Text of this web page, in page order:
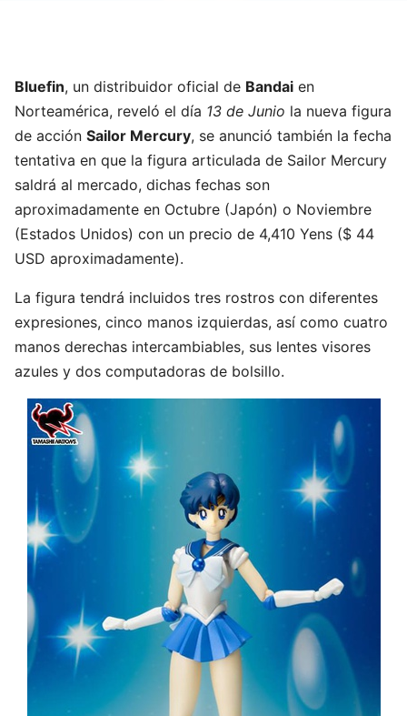
Bluefin, un distribuidor oficial de Bandai en
Norteamérica, reveló el día 13 de Junio la nueva figura
de acción Sailor Mercury, se anunció también la fecha
tentativa en que la figura articulada de Sailor Mercury
saldrá al mercado, dichas fechas son
aproximadamente en Octubre (Japón) o Noviembre
(Estados Unidos) con un precio de 4,410 Yens ($ 44
USD aproximadamente).
La figura tendrá incluidos tres rostros con diferentes
expresiones, cinco manos izquierdas, así como cuatro
manos derechas intercambiables, sus lentes visores
azules y dos computadoras de bolsillo.